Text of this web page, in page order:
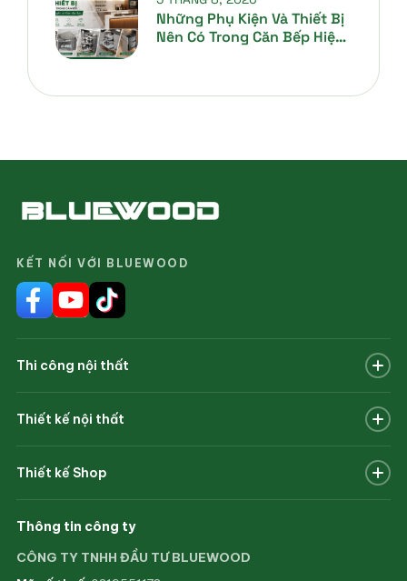
Những Phụ Kiện Và Thiết Bị
Nên Có Trong Căn Bếp Hiện
KẾT NỐI VỚI BLUEWOOD
Thi công nội thất
Biệt thự
Quán cà phê
Thiết kế nội thất
Khách sạn
Nhà hàng
Thiết kế Shop
Thông tin công ty
CÔNG TY TNHH ĐẦU TƯ BLUEWOOD